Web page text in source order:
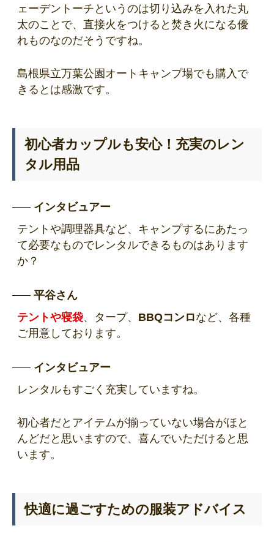
ェーデントーチというのは切り込みを入れた丸
太のことで、直接火をつけると焚き火になる優
れものなのだそうですね。
島根県立万葉公園オートキャンプ場でも購入で
きるとは感激です。
初心者カップルも安心！充実のレン
タル用品
インタビュアー
テントや調理器具など、キャンプするにあたっ
て必要なものでレンタルできるものはあります
か？
平谷さん
テントや寝袋、タープ、 BBQコンロなど、各種
ご用意しております。
インタビュアー
レンタルもすごく充実していますね。
初心者だとアイテムが揃っていない場合がほと
んどだと思いますので、喜んでいただけると思
います。
快適に過ごすための服装アドバイス